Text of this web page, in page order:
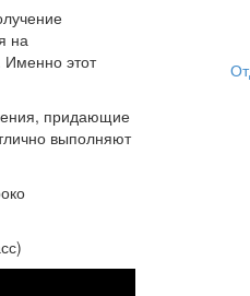
на
Именно этот
придающие
выполняют